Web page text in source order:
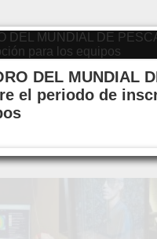
DEL MUNDIAL
el periodo de